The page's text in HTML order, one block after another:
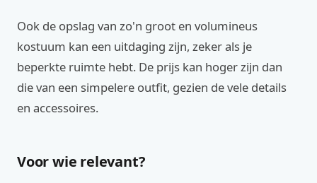
Ook de opslag van zo'n groot en volumineus
kostuum kan een uitdaging zijn, zeker als je
beperkte ruimte hebt. De prijs kan hoger zijn dan
die van een simpelere outfit, gezien de vele details
en accessoires.
Voor wie relevant?